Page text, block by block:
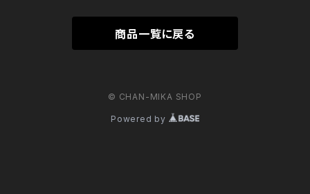
商品一覧に戻る
© CHAN-MIKA SHOP
Powered by